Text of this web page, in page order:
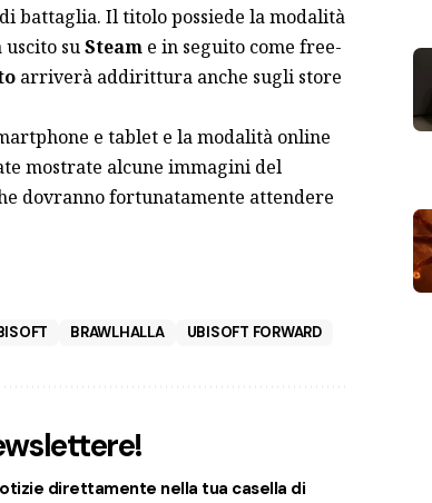
battaglia. Il titolo possiede la modalità
suSteame in seguito come free-
arriverà addirittura anche sugli store
e tablet e la modalità online
mostrate alcune immagini del
dovranno fortunatamente attendere
BRAWLHALLA UBISOFT FORWARD
direttamente nella tua casella di